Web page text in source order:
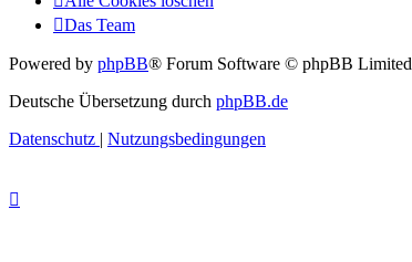
Das Team
Powered by phpBB® Forum Software © phpBB Limited
Deutsche Übersetzung durch phpBB.de
Datenschutz | Nutzungsbedingungen